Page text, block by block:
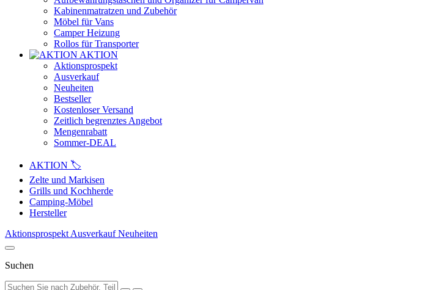
Kabinenmatratzen und Zubehör
Möbel für Vans
Camper Heizung
Rollos für Transporter
AKTION
Aktionsprospekt
Ausverkauf
Neuheiten
Bestseller
Kostenloser Versand
Zeitlich begrenztes Angebot
Mengenrabatt
Sommer-DEAL
AKTION 🏷️
Zelte und Markisen
Grills und Kochherde
Camping-Möbel
Hersteller
Aktionsprospekt AusverkaufNeuheiten
Suchen